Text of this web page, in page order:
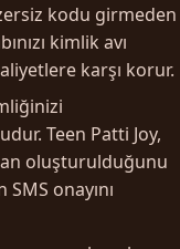
kodu girmeden
kimlik avı
karşı korur.
Teen Patti Joy,
oluşturulduğunu
onayını